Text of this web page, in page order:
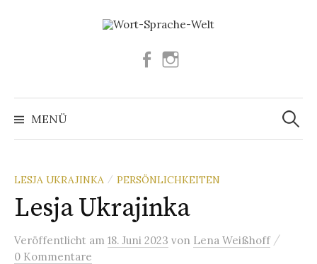
Facebook
MENÜ
Suchen
nach:
LESJA UKRAJINKA / PERSÖNLICHKEITEN
Lesja Ukrajinka
Veröffentlicht am 18. Juni 2023 von Lena Weißhoff /
0 Kommentare